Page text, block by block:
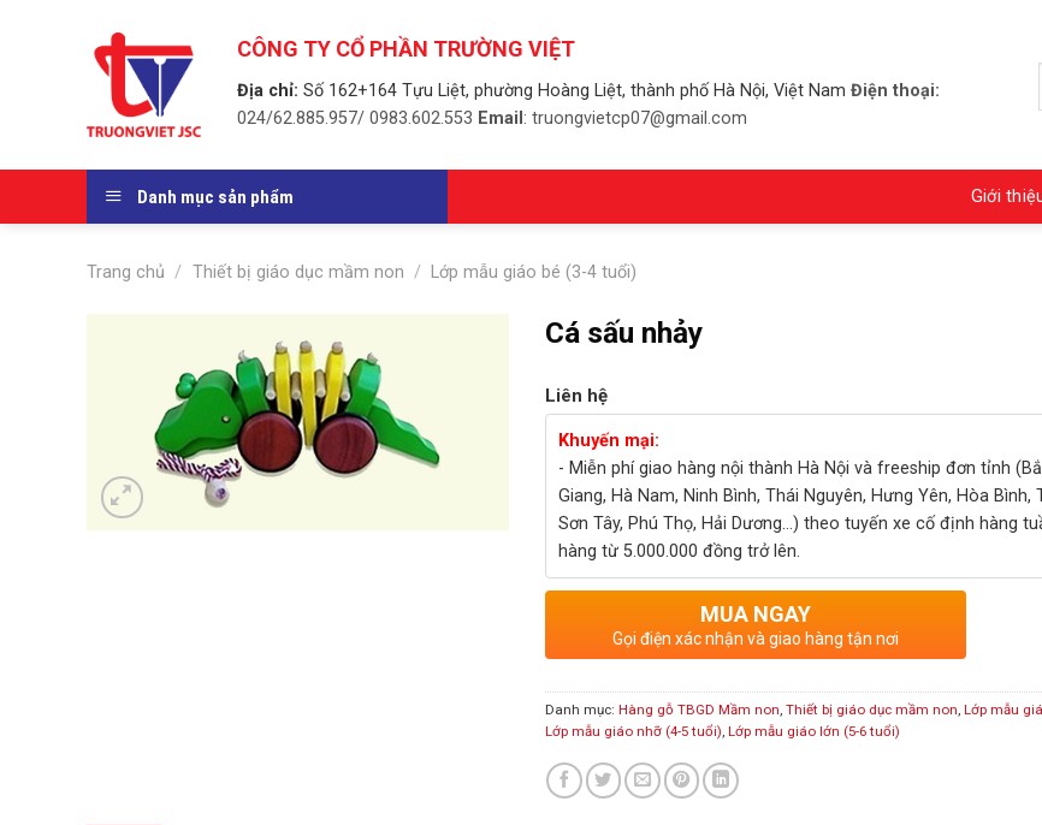
CÔNG TY CỔ PHẦN TRƯỜNG VIỆT
Địa chỉ: Số 162+164 Tựu Liệt, phường Hoàng Liệt, thành phố Hà Nội, Việt Nam Điện thoại:
024/62.885.957/ 0983.602.553 Email : truongvietcp07@gmail.com
Danh mục sản phẩm Giới
Trang chủ / Thiết bị giáo dục mầm non / Lớp mẫu giáo bé (3-4 tuổi)
Cá sấu nhảy
Liên hệ
Khuyến mại:
- Miễn phí giao hàng nội thành Hà Nội và freeship đơn tỉnh
Giang, Hà Nam, Ninh Bình, Thái Nguyên, Hưng Yên, Hòa Bình,
Sơn Tây, Phú Thọ, Hải Dương...) theo tuyến xe cố định hàng
hàng từ 5.000.000 đồng trở lên.
MUA NGAY
Gọi điện xác nhận và giao hàng tận nơi
Danh mục: Hàng gỗ TBGD Mầm non, Thiết bị giáo dục mầm non, Lớp mẫu
Lớp mẫu giáo nhỡ (4-5 tuổi), Lớp mẫu giáo lớn (5-6 tuổi)